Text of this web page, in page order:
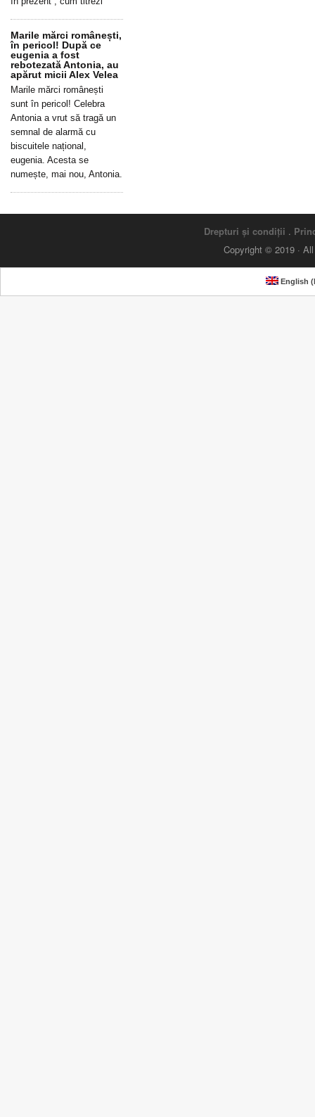
Marile mărci românești,
în pericol! După ce
eugenia a fost
rebotezată Antonia, au
apărut micii Alex Velea
Marile mărci românești
sunt în pericol! Celebra
Antonia a vrut să tragă un
semnal de alarmă cu
biscuitele național,
eugenia. Acesta se
numește, mai nou, Antonia.
Drepturi și condiții .
Copyright © 2019 ·
English (